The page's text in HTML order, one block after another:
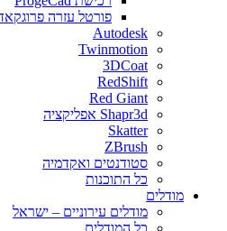
פורטל עזרה
Autodesk
Twinmotion
3DCoat
RedShift
Red Giant
Shapr3d אפליקציה
Skatter
ZBrush
סטודנטים ואקדמיה
כל התוכנות
מודלים
מודלים עירוניים – ישראל
כל המודלים